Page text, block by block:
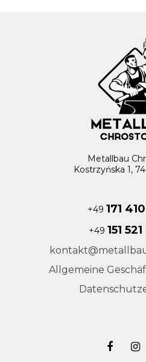
Metallbau
Kostrzyńska 1,
+49 171
+49 151
Allgemeine